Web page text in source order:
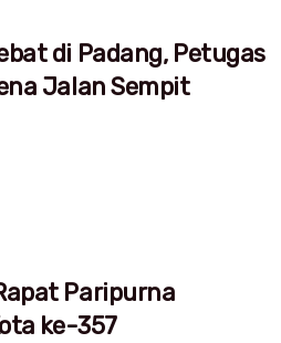
di Padang, Petugas
Jalan Sempit
Paripurna
ke-357